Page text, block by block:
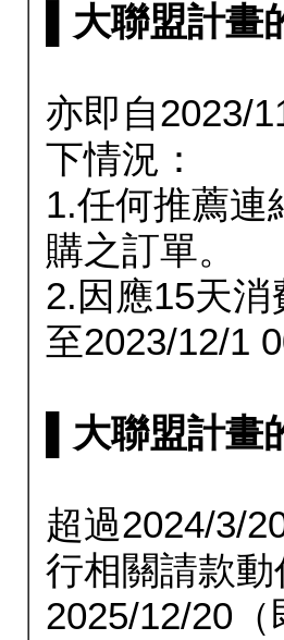
▌大聯盟計
亦即自2023/
下情況：
1.任何推薦連
購之訂單。
2.因應15天
至2023/12/1
▌大聯盟計
超過2024/3/
行相關請款
2025/12/20